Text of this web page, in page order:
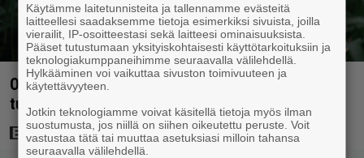
Ohjaaja lähti kalppimaan 870 miljoonaa dollaria
tuottaneen elokuvan jatko-osasta
Käytämme laitetunnisteita ja tallennamme evästeitä
laitteellesi saadaksemme tietoja esimerkiksi sivuista, joilla
vierailit, IP-osoitteestasi sekä laitteesi ominaisuuksista.
Pääset tutustumaan yksityiskohtaisesti käyttötarkoituksiin ja
teknologiakumppaneihimme seuraavalla välilehdellä.
Hylkääminen voi vaikuttaa sivuston toimivuuteen ja
käytettävyyteen.
Jotkin teknologiamme voivat käsitellä tietoja myös ilman
suostumusta, jos niillä on siihen oikeutettu peruste. Voit
vastustaa tätä tai muuttaa asetuksiasi milloin tahansa
seuraavalla välilehdellä.